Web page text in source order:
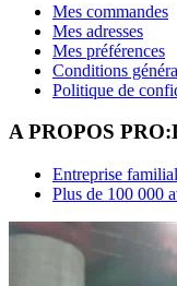
Mes commandes
Mes adresses
Mes préférences
Conditions
Politique de
A PROPOS
Entreprise
Plus de 100 000